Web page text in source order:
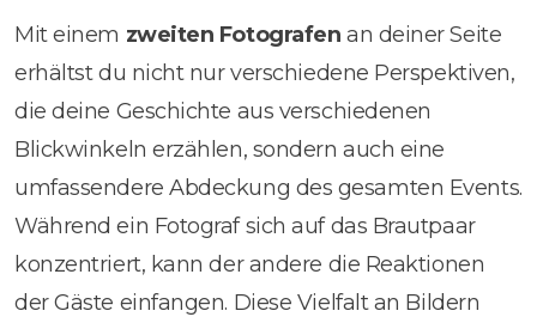
Mit einem zweiten Fotografen an deiner Seite
erhältst du nicht nur verschiedene Perspektiven,
die deine Geschichte aus verschiedenen
Blickwinkeln erzählen, sondern auch eine
umfassendere Abdeckung des gesamten Events.
Während ein Fotograf sich auf das Brautpaar
konzentriert, kann der andere die Reaktionen
der Gäste einfangen. Diese Vielfalt an Bildern